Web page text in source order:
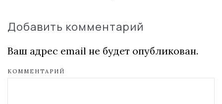
Добавить комментарий
Ваш адрес email не будет опубликован.
КОММЕНТАРИЙ